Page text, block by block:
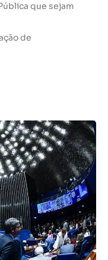
que sejam
de